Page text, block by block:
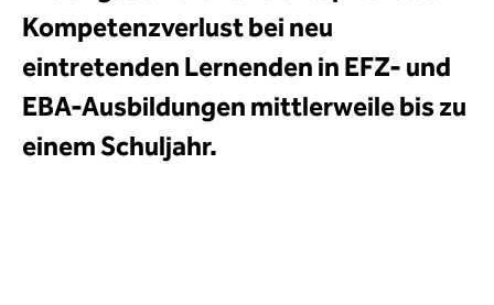
Kompetenzverlust bei neu
eintretenden Lernenden in EFZ- und
EBA-Ausbildungen mittlerweile bis zu
einem Schuljahr.